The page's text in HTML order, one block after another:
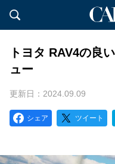
トヨタ RAV4の良
ュー
更新日：2024.09.09
シェア ツイート